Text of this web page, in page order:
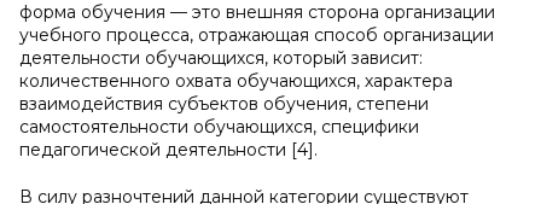
форма обучения — это внешняя сторона организации
учебного процесса, отражающая способ организации
деятельности обучающихся, который зависит:
количественного охвата обучающихся, характера
взаимодействия субъектов обучения, степени
самостоятельности обучающихся, специфики
педагогической деятельности [4].
В силу разночтений данной категории существуют